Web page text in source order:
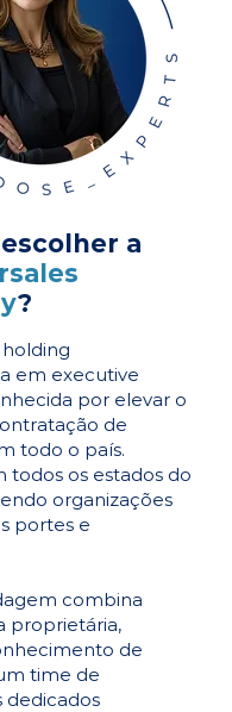
a
?
em executive
por elevar o
de
todo o país.
todos os estados do
organizações
portes e
combina
proprietária,
de
time de
dedicados